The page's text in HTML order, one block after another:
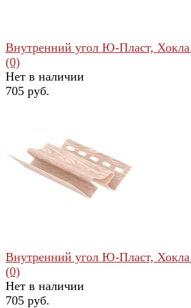
избранное сравнить
Внутренний угол Ю-Пласт,
(0)
Нет в наличии
705 руб.
Внутренний угол Ю-Пласт,
(0)
Нет в наличии
705 руб.